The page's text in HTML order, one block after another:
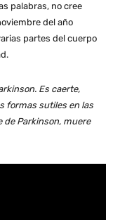
palabras, no cree
del año
partes del cuerpo
Es caerte,
formas sutiles en las
de Parkinson, muere